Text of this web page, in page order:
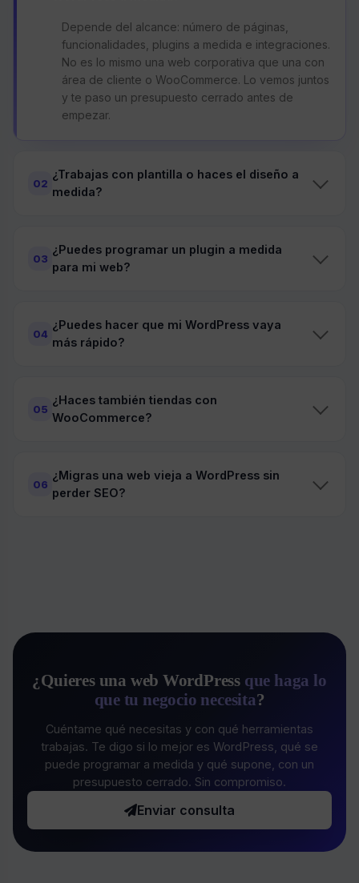
Depende del alcance: número de páginas,
funcionalidades, plugins a medida e integraciones.
No es lo mismo una web corporativa que una con
área de cliente o WooCommerce. Lo vemos juntos
y te paso un presupuesto cerrado antes de
empezar.
02
¿Trabajas con plantilla o haces el diseño a
medida?
03
¿Puedes programar un plugin a medida
para mi web?
04
¿Puedes hacer que mi WordPress vaya
más rápido?
05
¿Haces también tiendas con
WooCommerce?
06
¿Migras una web vieja a WordPress sin
perder SEO?
¿Quieres una web WordPress que haga lo
que tu negocio necesita?
Cuéntame qué necesitas y con qué herramientas
trabajas. Te digo si lo mejor es WordPress, qué se
puede programar a medida y qué supone, con un
presupuesto cerrado. Sin compromiso.
Enviar consulta